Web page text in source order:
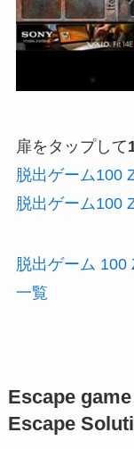
扉をタップして
脱出ゲーム100
脱出ゲーム100
脱出ゲーム 100
一覧
Escape
Escape